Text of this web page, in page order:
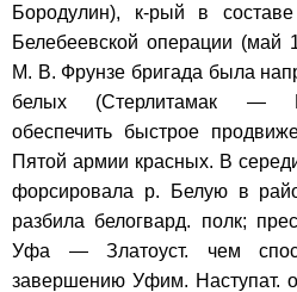
Бородулин), к-рый в
Белебеевской операции (май
М. В. Фрунзе бригада была
белых (Стерлитамак —
обеспечить быстрое
Пятой армии красных. В
форсировала р. Белую в
разбила белогвард. полк;
Уфа — Златоуст. чем
завершению Уфим. Наступат.